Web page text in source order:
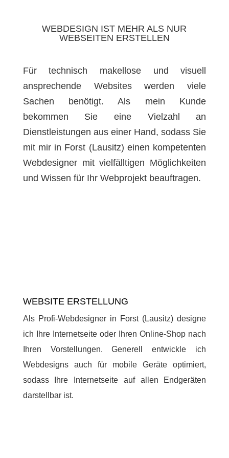
WEBDESIGN IST MEHR ALS NUR
WEBSEITEN ERSTELLEN
Für technisch makellose und visuell
ansprechende Websites werden viele
Sachen benötigt. Als mein Kunde
bekommen Sie eine Vielzahl an
Dienstleistungen aus einer Hand, sodass Sie
mit mir in Forst (Lausitz) einen kompetenten
Webdesigner mit vielfälltigen Möglichkeiten
und Wissen für Ihr Webprojekt beauftragen.
WEBSITE ERSTELLUNG
Als Profi-Webdesigner in Forst (Lausitz) designe
ich Ihre Internetseite oder Ihren Online-Shop nach
Ihren Vorstellungen. Generell entwickle ich
Webdesigns auch für mobile Geräte optimiert,
sodass Ihre Internetseite auf allen Endgeräten
darstellbar ist.